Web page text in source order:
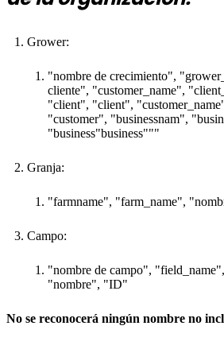
Grower:
"nombre de crecimiento",
cliente", "customer_name",
"client", "client",
"customer", "businessnam",
"business"business"""
Granja:
"farmname", "farm_name",
Campo:
"nombre de campo",
"nombre", "ID"
No se reconocerá ningún nombre no